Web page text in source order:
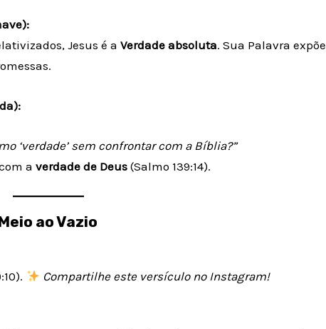
Jesus é aVerdade absoluta. Sua Palavra expõe
‘verdade’ sem confrontar com a Bíblia?”
averdade de Deus (Salmo 139:14).
ao Vazio
Compartilhe este versículo no Instagram!